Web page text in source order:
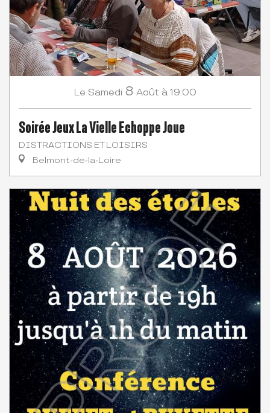
Le Samedi 8 Août à 19:00
Soirée Jeux La Vielle Echoppe Joue
DISTRACTIONS ET LOISIRS
Belmont-de-la-Loire